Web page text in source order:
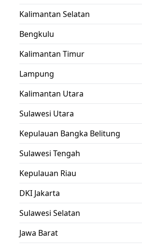
Kalimantan Selatan
Bengkulu
Kalimantan Timur
Lampung
Kalimantan Utara
Sulawesi Utara
Kepulauan Bangka Belitung
Sulawesi Tengah
Kepulauan Riau
DKI Jakarta
Sulawesi Selatan
Jawa Barat